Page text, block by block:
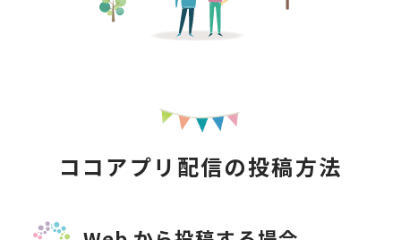
ココアプリ配信の投稿方法